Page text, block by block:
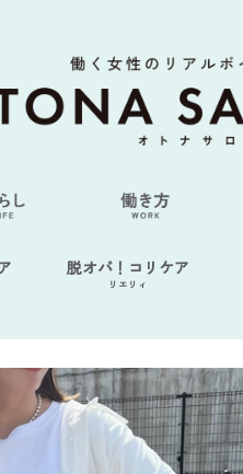
脱オバ！コリケア
リエリィ